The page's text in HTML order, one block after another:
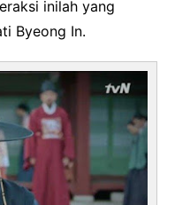
inilah yang
Byeong In.